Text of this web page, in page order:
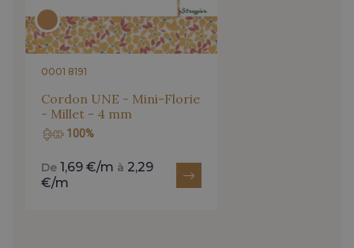
0001 8191
Cordon UNE - Mini-Florie
- Millet - 4 mm
100%
De 1,69 €/m à 2,29
€/m